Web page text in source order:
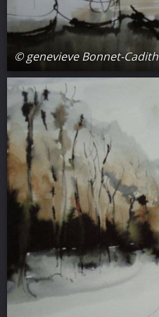
© genevieve Bonnet-Cadith